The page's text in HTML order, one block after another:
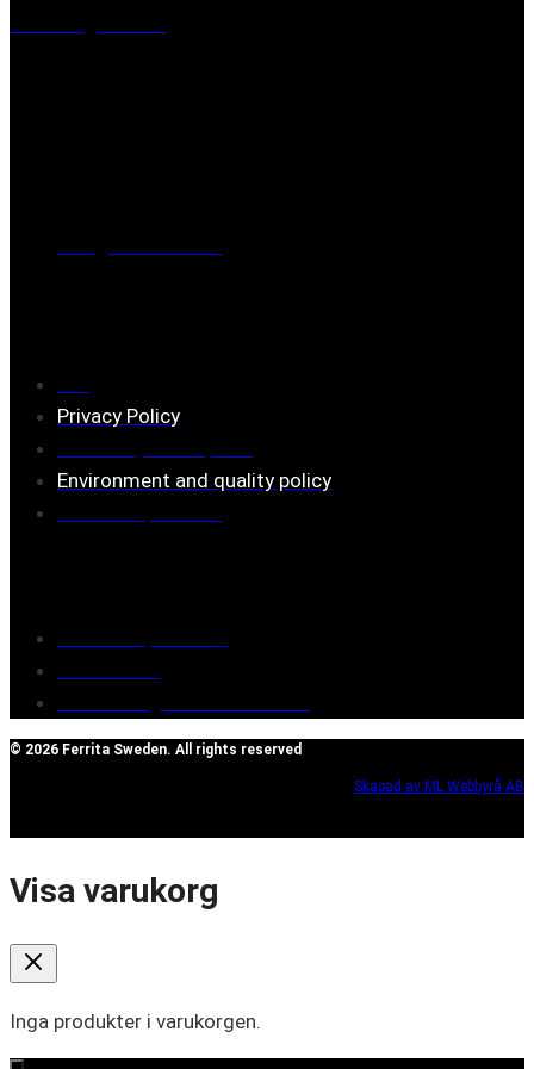
Privacy Policy
Environment and quality policy
© 2026 Ferrita Sweden. All rights reserved
Skapad av ML Webbyrå AB
Visa varukorg
Inga produkter i varukorgen.